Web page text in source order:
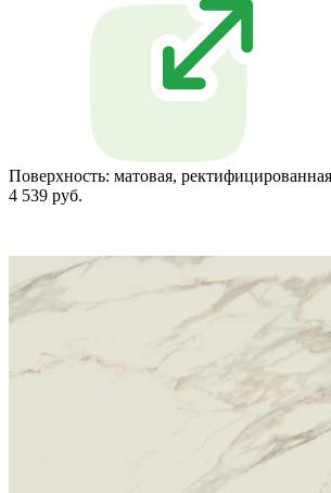
Поверхность: матовая, ректифицированная
4 539 руб.